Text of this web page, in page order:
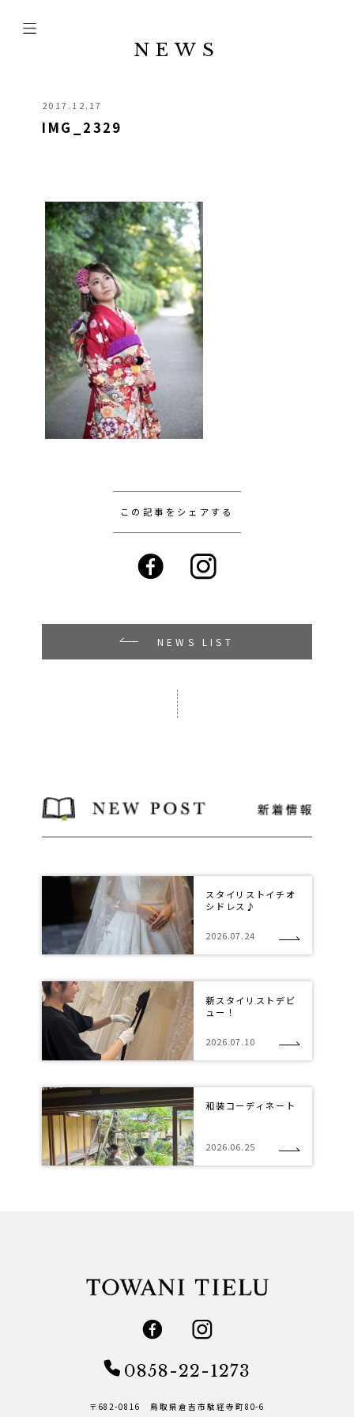
NEWS
2017.12.17
IMG_2329
この記事をシェアする
NEWS LIST
スタイリストイチオ
シドレス♪
2026.07.24
新スタイリストデビ
ュー！
2026.07.10
和装コーディネート
2026.06.25
0858-22-1273
〒682-0816 鳥取県倉吉市駄経寺町80-6